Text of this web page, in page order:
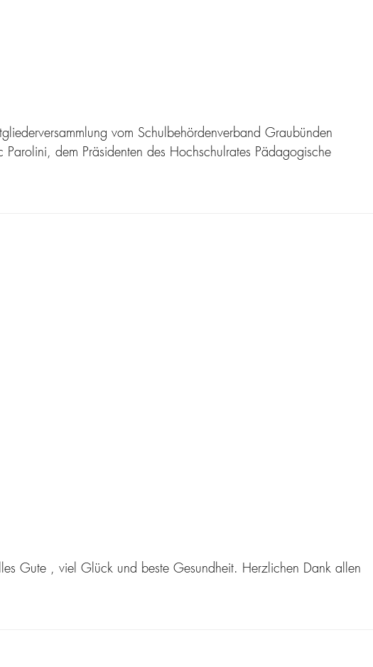
vom Schulbehördenverband Graubünden
Parolini, dem Präsidenten des Hochschulrates Pädagogische
Gute , viel Glück und beste Gesundheit. Herzlichen Dank allen